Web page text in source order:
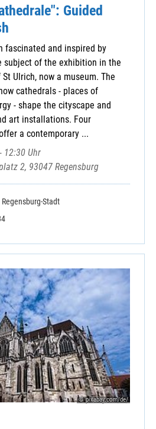
Guided
fascinated and inspired by
subject of the exhibition in the
Ulrich, now a museum. The
cathedrals - places of
- shape the cityscape and
art installations. Four
a contemporary ...
12:30 Uhr
2, 93047 Regensburg
Regensburg-Stadt
© pixabay.com/de/